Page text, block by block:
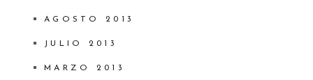
AGOSTO 2013
JULIO 2013
MARZO 2013